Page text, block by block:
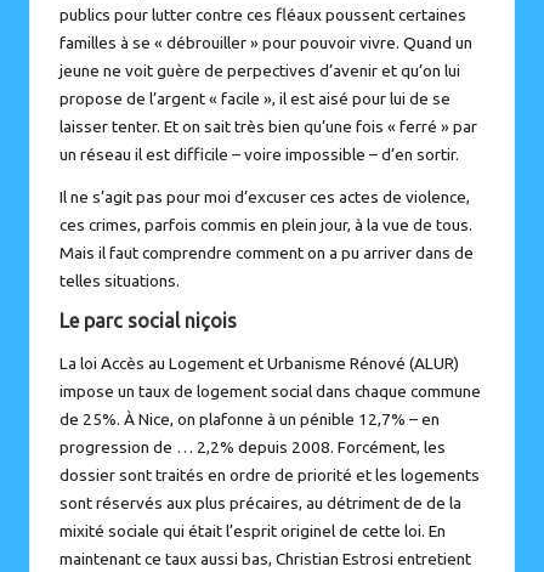
publics pour lutter contre ces fléaux poussent certaines
familles à se « débrouiller » pour pouvoir vivre. Quand un
jeune ne voit guère de perpectives d’avenir et qu’on lui
propose de l’argent « facile », il est aisé pour lui de se
laisser tenter. Et on sait très bien qu’une fois « ferré » par
un réseau il est difficile – voire impossible – d’en sortir.
Il ne s’agit pas pour moi d’excuser ces actes de violence,
ces crimes, parfois commis en plein jour, à la vue de tous.
Mais il faut comprendre comment on a pu arriver dans de
telles situations.
Le parc social niçois
La loi Accès au Logement et Urbanisme Rénové (ALUR)
impose un taux de logement social dans chaque commune
de 25%. À Nice, on plafonne à un pénible 12,7% – en
progression de … 2,2% depuis 2008. Forcément, les
dossier sont traités en ordre de priorité et les logements
sont réservés aux plus précaires, au détriment de de la
mixité sociale qui était l’esprit originel de cette loi. En
maintenant ce taux aussi bas, Christian Estrosi entretient